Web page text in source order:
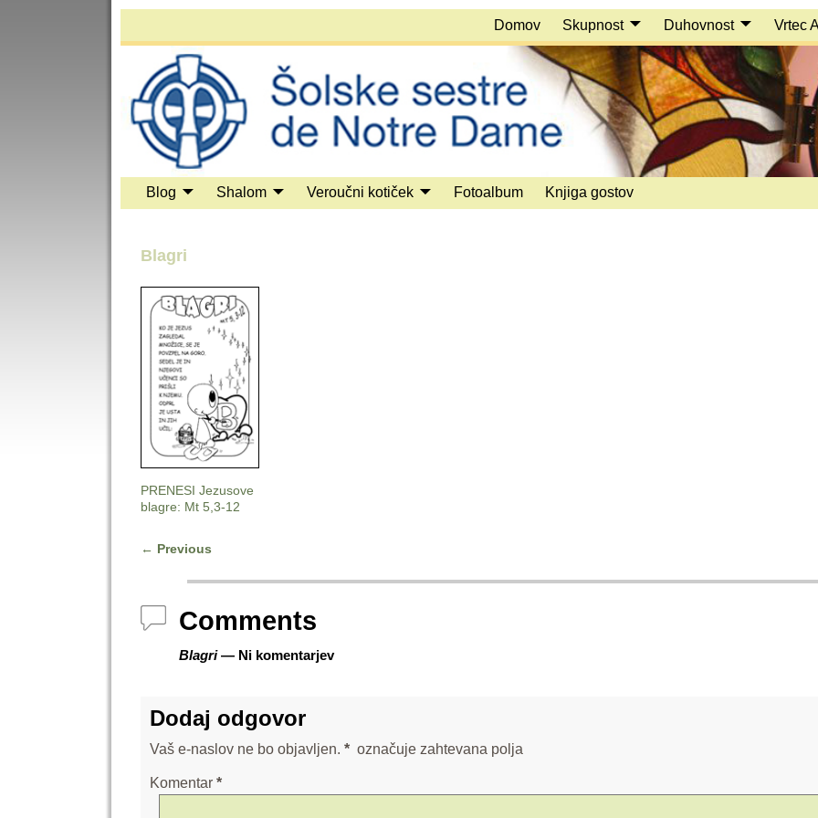
Domov Skupnost Duhovnost Vrtec
Blog Shalom Veroučni kotiček Fotoalbum Knjiga gostov
Blagri
PRENESI Jezusove
blagre: Mt 5,3-12
← Previous
Comments
Blagri— Ni komentarjev
Dodaj odgovor
Vaš e-naslov ne bo objavljen. * označuje zahtevana polja
Komentar *